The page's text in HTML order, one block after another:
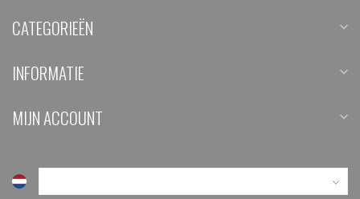
CATEGORIEËN
INFORMATIE
MIJN ACCOUNT